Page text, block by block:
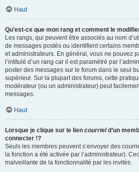
Haut
Qu’est-ce que mon rang et comment le
Les rangs, qui peuvent être associés au nom
de messages postés ou identifient certains
et administrateurs. En général, vous ne pouvez
l’intitulé d’un rang car il est paramétré par
poster des messages sur le forum dans le seul
supérieur. Sur la plupart des forums, cette
modérateur (ou un administrateur) peut
messages.
Haut
Lorsque je clique sur le lien courrield’un
connecter !?
Seuls les membres peuvent s’envoyer des
la fonction a été activée par l’administrateur).
malveillante de la fonctionnalité par les invités.